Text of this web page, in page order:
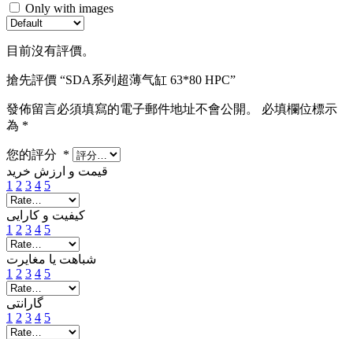
Only with images
目前沒有評價。
搶先評價 “SDA系列超薄气缸 63*80 HPC”
發佈留言必須填寫的電子郵件地址不會公開。
必填欄位標示
為 *
您的評分 *
قیمت و ارزش خرید
1 2 3 4 5
کیفیت و کارایی
1 2 3 4 5
شباهت یا مغایرت
1 2 3 4 5
گارانتی
1 2 3 4 5